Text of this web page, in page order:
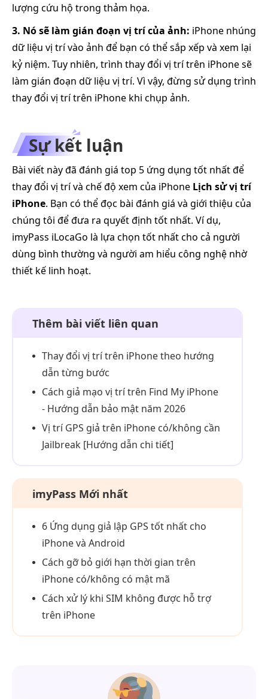
lượng cứu hộ trong thảm họa.
3. Nó sẽ làm gián đoạn vị trí của ảnh: iPhone nhúng
dữ liệu vị trí vào ảnh để bạn có thể sắp xếp và xem lại
kỷ niệm. Tuy nhiên, trình thay đổi vị trí trên iPhone sẽ
làm gián đoạn dữ liệu vị trí. Vì vậy, đừng sử dụng trình
thay đổi vị trí trên iPhone khi chụp ảnh.
Sự kết luận
Bài viết này đã đánh giá top 5 ứng dụng tốt nhất để
thay đổi vị trí và chế độ xem của iPhone Lịch sử vị trí
iPhone. Bạn có thể đọc bài đánh giá và giới thiệu của
chúng tôi để đưa ra quyết định tốt nhất. Ví dụ,
imyPass iLocaGo là lựa chọn tốt nhất cho cả người
dùng bình thường và người am hiểu công nghệ nhờ
thiết kế linh hoạt.
Thêm bài viết liên quan
Thay đổi vị trí trên iPhone theo hướng
dẫn từng bước
Cách giả mạo vị trí trên Find My iPhone
- Hướng dẫn bảo mật năm 2026
Vị trí GPS giả trên iPhone có/không cần
Jailbreak [Hướng dẫn chi tiết]
imyPass Mới nhất
6 Ứng dụng giả lập GPS tốt nhất cho
iPhone và Android
Cách gỡ bỏ giới hạn thời gian trên
iPhone có/không có mật mã
Cách xử lý khi SIM không được hỗ trợ
trên iPhone